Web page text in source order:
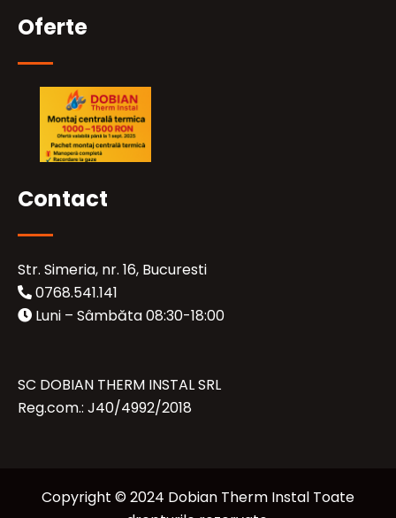
Oferte
Contact
Str. Simeria, nr. 16, Bucuresti
0768.541.141
Luni – Sâmbăta 08:30-18:00
SC DOBIAN THERM INSTAL SRL
Reg.com.: J40/4992/2018
Copyright © 2024 Dobian Therm Instal Toate